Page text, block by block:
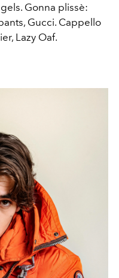
Gonna plissè:
Gucci. Cappello
Lazy Oaf.